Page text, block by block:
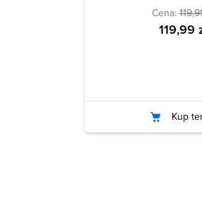
Cena:
119,99
Kup